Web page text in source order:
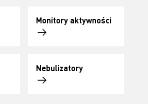
Monitory aktywności
Nebulizatory